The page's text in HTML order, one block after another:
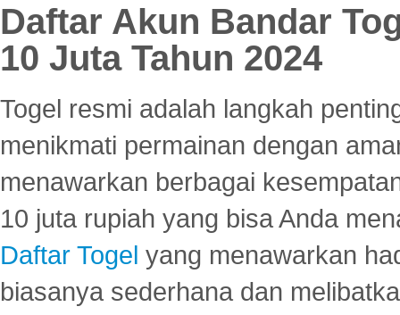
Daftar Akun Bandar
10 Juta Tahun 2024
Togel resmi adalah langkah
menikmati permainan dengan
menawarkan berbagai
10 juta rupiah yang bisa Anda
Daftar Togel yang menawarkan
biasanya sederhana dan